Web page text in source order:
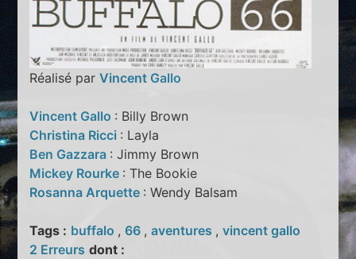
Réalisé parVincent Gallo
Vincent Gallo : Billy Brown
Christina Ricci : Layla
Ben Gazzara : Jimmy Brown
Mickey Rourke : The Bookie
Rosanna Arquette : Wendy Balsam
Tags : buffalo ,66 ,aventures ,vincent gallo
2 Erreurs dont :